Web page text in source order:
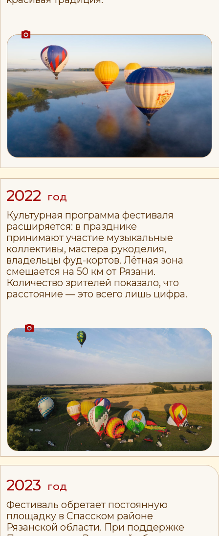
2025 год
Фестиваль проходит в Спасском
районе Рязанской области уже
в третий раз. Аудитория фестиваля
насчитывает 50 000 гостей на
площадке. Отметили 35-летие
фестиваля, летим дальше!
НАШИ
ЦЕННОСТИ
ПОЧЕМУ БРЕНДЫ
ВЫБИРАЮТ
«НЕБО РОССИИ»